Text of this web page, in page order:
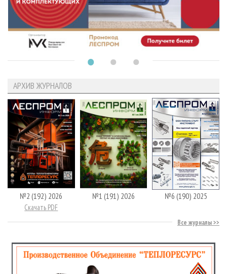
АРХИВ ЖУРНАЛОВ
№2 (192) 2026
Скачать PDF
№1 (191) 2026 №6 (190) 2025
Все журналы